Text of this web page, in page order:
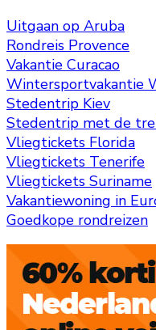
Uitgaan op Aruba
Rondreis Provence
Vakantie Curacao
Wintersportvakantie
Stedentrip Kiev
Stedentrip met de
Vliegtickets Florida
Vliegtickets Tenerife
Vliegtickets Suriname
Vakantiewoning in
Goedkope rondreizen